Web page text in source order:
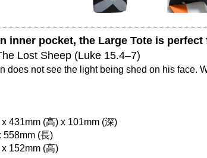
inner pocket, the Large Tote is
Lost Sheep (Luke 15.4–7)
does not see the light being shed on his face.
431mm (高) x 101mm (深)
558mm (長)